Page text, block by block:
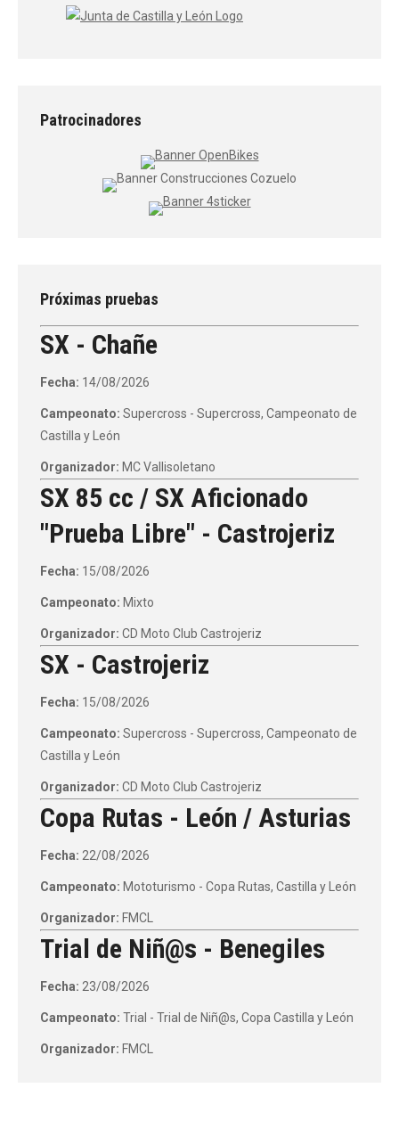
Patrocinadores
Próximas pruebas
SX - Chañe
Fecha: 14/08/2026
Campeonato: Supercross - Supercross, Campeonato de
Castilla y León
Organizador: MC Vallisoletano
SX 85 cc / SX Aficionado
"Prueba Libre" - Castrojeriz
Fecha: 15/08/2026
Campeonato: Mixto
Organizador: CD Moto Club Castrojeriz
SX - Castrojeriz
Fecha: 15/08/2026
Campeonato: Supercross - Supercross, Campeonato de
Castilla y León
Organizador: CD Moto Club Castrojeriz
Copa Rutas - León / Asturias
Fecha: 22/08/2026
Campeonato: Mototurismo - Copa Rutas, Castilla y León
Organizador: FMCL
Trial de Niñ@s - Benegiles
Fecha: 23/08/2026
Campeonato: Trial - Trial de Niñ@s, Copa Castilla y León
Organizador: FMCL